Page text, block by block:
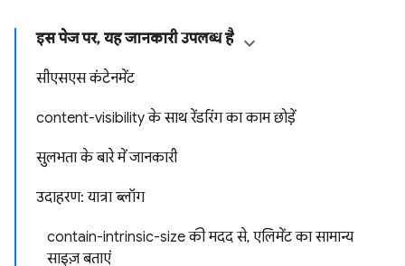
इस पेज पर, यह जानकारी उपलब्ध है
सीएसएस कंटेनमेंट
content-visibility के साथ रेंडरिंग का काम छोड़ें
सुलभता के बारे में जानकारी
उदाहरण: यात्रा ब्लॉग
contain-intrinsic-size की मदद से, एलिमेंट का सामान्य
साइज़ बताएं